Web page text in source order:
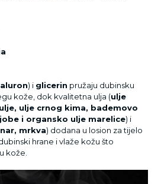
) i glicerin pružaju dubinsku
kože, dok kvalitetna ulja (ulje
ulje crnog kima, bademovo
i organsko ulje marelice) i
mrkva) dodana u losion za tijelo
hrane i vlaže kožu što
kože.